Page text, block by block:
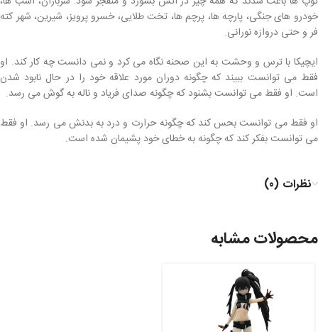
خودرو های جنگی، پارچه ها، پرچم ها، تخت طلایی، خسرو پرویز، شیرین، شهر کته
فر و حتی دروازه نورانی.
ایچیکا با ترس و وحشت به این صحنه نگاه می کرد و نمی دانست چه کار کند. او
فقط می توانست ببیند که چگونه دوران مورد علاقه خود را در حال نابود شدن
است. او فقط می توانست بشنود که چگونه صدای فریاد و ناله به گوش می رسد.
او فقط می توانست بحس کند که چگونه حرارت و درد به بدنش می رسد. او فقط
می توانست بفکر کند که چگونه به خطای خود پشیمان شده است.
نظرات (0)
محصولات مشابه